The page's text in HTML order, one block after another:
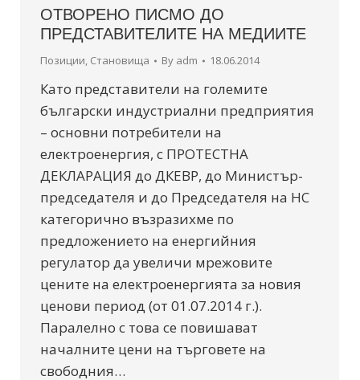
ОТВОРЕНО ПИСМО ДО
ПРЕДСТАВИТЕЛИТЕ НА МЕДИИТЕ
Позиции, Становища By adm 18.06.2014
Като представители на големите
български индустриални предприятия
– основни потребители на
електроенергия, с ПРОТЕСТНА
ДЕКЛАРАЦИЯ до ДКЕВР, до Министър-
председателя и до Председателя на НС
категорично възразихме по
предложението на енергийния
регулатор да увеличи мрежовите
цените на електроенергията за новия
ценови период (от 01.07.2014 г.).
Паралелно с това се повишават
началните цени на търговете на
свободния…